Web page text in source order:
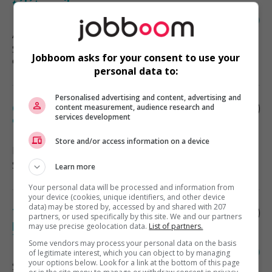
télétravail
Alma
Services sociaux, sciences sociales
et éducation
Coordonnateur(trice) administratif(ve)
et comptable
Longueuil
Soutien administratif
Travailleur social /travailleuse sociale
pour le programme d’aide aux employés
télétravail
Saint-Jérôme, QC
Jobboom asks for your consent to use your
personal data to:
Personalised advertising and content, advertising and
content measurement, audience research and
services development
Store and/or access information on a device
Learn more
Your personal data will be processed and information from
your device (cookies, unique identifiers, and other device
data) may be stored by, accessed by and shared with 207
partners, or used specifically by this site. We and our partners
may use precise geolocation data. List of partners.
Some vendors may process your personal data on the basis
of legitimate interest, which you can object to by managing
your options below. Look for a link at the bottom of this page